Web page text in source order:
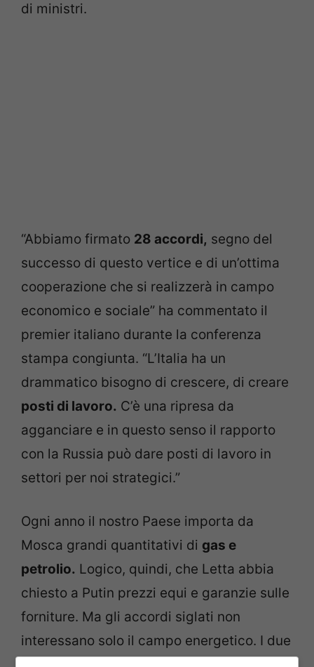
di ministri.
“Abbiamo firmato 28 accordi, segno del
successo di questo vertice e di un’ottima
cooperazione che si realizzerà in campo
economico e sociale” ha commentato il
premier italiano durante la conferenza
stampa congiunta. “L’Italia ha un
drammatico bisogno di crescere, di creare
posti di lavoro. C’è una ripresa da
agganciare e in questo senso il rapporto
con la Russia può dare posti di lavoro in
settori per noi strategici.”
Ogni anno il nostro Paese importa da
Mosca grandi quantitativi di gas e
petrolio. Logico, quindi, che Letta abbia
chiesto a Putin prezzi equi e garanzie sulle
forniture. Ma gli accordi siglati non
interessano solo il campo energetico. I due